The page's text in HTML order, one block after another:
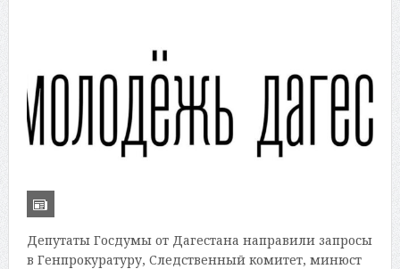
Депутаты Госдумы от Дагестана направили запросы
в Генпрокуратуру, Следственный комитет, минюст